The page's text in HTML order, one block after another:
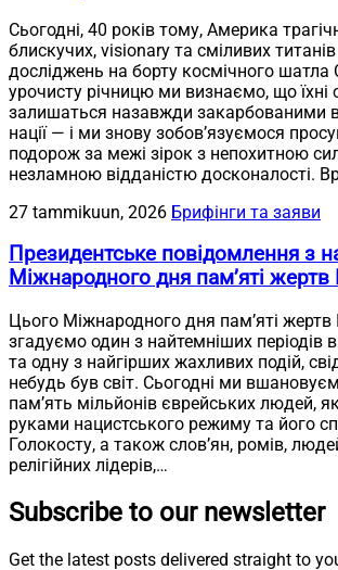
Сьогодні, 40 років тому, Америка
блискучих, visionary та сміливих
досліджень на борту космічного шатла
урочисту річницю ми визнаємо, що їхні
залишаться назавжди закарбованими в
нації — і ми знову зобов’язуємося
подорож за межі зірок з непохитною
незламною відданістю досконалості.
27 tammikuun, 2026 Брифінги та заяви
Президентське повідомлення з
Міжнародного дня пам’яті жертв
Цього Міжнародного дня пам’яті жертв
згадуємо один з найтемніших періодів в
та одну з найгірших жахливих подій,
небудь був світ. Сьогодні ми
пам’ять мільйонів єврейських людей,
руками нацистського режиму та його
Голокосту, а також слов’ян, ромів,
релігійних лідерів,…
Subscribe to our newsletter
Get the latest posts delivered straight to